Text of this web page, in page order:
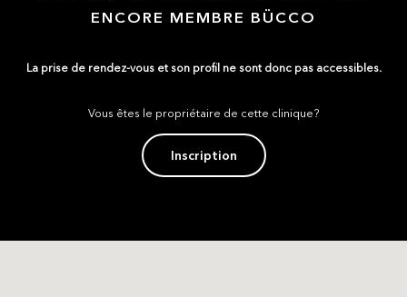
ENCORE MEMBRE BÜCCO
La prise de rendez-vous et son profil ne sont donc pas accessibles.
Vous êtes le propriétaire de cette clinique?
Inscription